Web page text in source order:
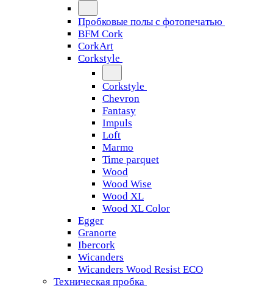
Пробковые полы с фотопечатью
BFM Cork
CorkArt
Corkstyle
Corkstyle
Chevron
Fantasy
Impuls
Loft
Marmo
Time parquet
Wood
Wood Wise
Wood XL
Wood XL Color
Egger
Granorte
Ibercork
Wicanders
Wicanders Wood Resist ECO
Техническая пробка